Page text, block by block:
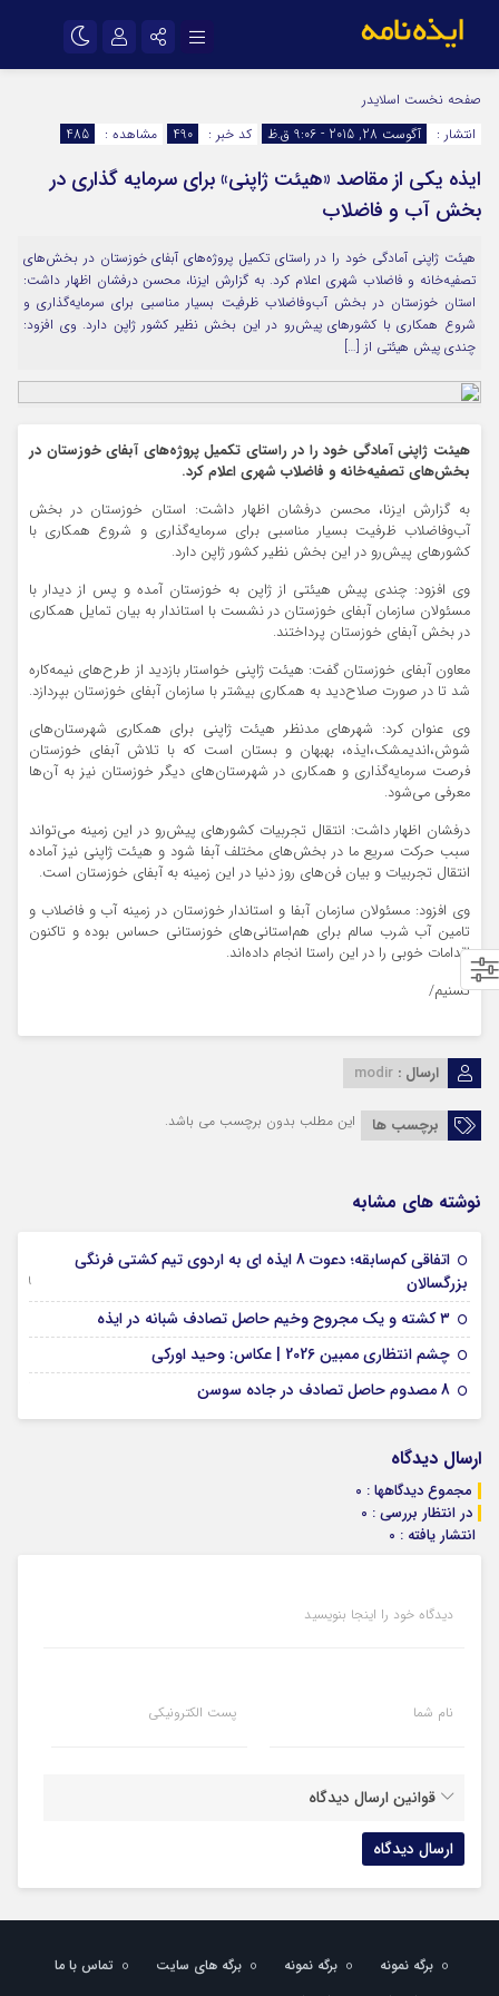
اینستاگرام
سروش
ایتا
آپارات
اپلیکیشن رمز عبور
مرا به خاطر بسپار
صفحه نخست اسلایدر
انتشار :
آگوست 28, 2015 - 9:06 ق.ظ کد خبر : 490 مشاهده : 485
ایذه یکی از مقاصد «هیئت ژاپنی» برای سرمایه گذاری در
بخش آب و فاضلاب
هیئت ژاپنی آمادگی خود را در راستای تکمیل پروژه‌های آبفای خوزستان در بخش‌های
تصفیه‌خانه و فاضلاب شهری اعلام کرد. به گزارش ایزنا، محسن درفشان اظهار داشت:
استان خوزستان در بخش آب‌و‌فاضلاب ظرفیت بسیار مناسبی برای سرمایه‌گذاری و
شروع همکاری با کشورهای پیش‌رو در این بخش نظیر کشور ژاپن دارد. وی افزود:
چندی پیش هیئتی از […]
هیئت ژاپنی آمادگی خود را در راستای تکمیل پروژه‌های آبفای خوزستان در
بخش‌های تصفیه‌خانه و فاضلاب شهری اعلام کرد.
به گزارش ایزنا، محسن درفشان اظهار داشت: استان خوزستان در بخش
آب‌و‌فاضلاب ظرفیت بسیار مناسبی برای سرمایه‌گذاری و شروع همکاری با
کشورهای پیش‌رو در این بخش نظیر کشور ژاپن دارد.
وی افزود: چندی پیش هیئتی از ژاپن به خوزستان آمده و پس از دیدار با
مسئولان سازمان آبفای خوزستان در نشست با استاندار به بیان تمایل همکاری
در بخش آبفای خوزستان پرداختند.
معاون آبفای خوزستان گفت: هیئت ژاپنی خواستار بازدید از طرح‌های نیمه‌کاره
شد تا در صورت صلاح‌دید به همکاری بیشتر با سازمان آبفای خوزستان بپردازد.
وی عنوان کرد: شهرهای مدنظر هیئت ژاپنی برای همکاری شهرستان‌های
شوش،اندیمشک،ایذه، بهبهان و بستان است که با تلاش آبفای خوزستان
فرصت سرمایه‌گذاری و همکاری در شهرستان‌های دیگر خوزستان نیز به آن‌ها
معرفی می‌شود.
درفشان اظهار داشت: انتقال تجربیات کشورهای پیش‌رو در این زمینه می‌تواند
سبب حرکت سریع ما در بخش‌های مختلف آبفا شود و هیئت ژاپنی نیز آماده
انتقال تجربیات و بیان فن‌های روز دنیا در این زمینه به آبفای خوزستان است.
وی افزود: مسئولان سازمان آبفا و استاندار خوزستان در زمینه آب‌ و‌ فاضلاب و
تامین آب شرب سالم برای هم‌استانی‌های خوزستانی حساس بوده و تاکنون
اقدامات خوبی را در این راستا انجام داده‌اند.
تسنیم/
ارسال : modir
برچسب ها این مطلب بدون برچسب می باشد.
نوشته های مشابه
اتفاقی کم‌سابقه؛ دعوت 8 ایذه ای به اردوی تیم کشتی فرنگی
بزرگسالان
09 جولای 2026
۳ کشته و یک مجروح وخیم حاصل تصادف شبانه در ایذه
چشم انتظاری ممبین 2026 | عکاس: وحید اورکی
8 مصدوم حاصل تصادف در جاده سوسن
ارسال دیدگاه
مجموع دیدگاهها : 0
در انتظار بررسی : 0
انتشار یافته : 0
دیدگاه خود را اینجا بنویسید
نام شما پست الکترونیکی
قوانین ارسال دیدگاه
برگه نمونه برگه نمونه برگه های سایت
تماس با ما